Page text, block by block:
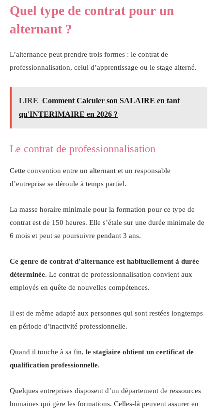
Quel type de contrat pour un
alternant ?
L’alternance peut prendre trois formes : le contrat de
professionnalisation, celui d’apprentissage ou le stage alterné.
LIRE Comment Calculer son SALAIRE en tant
qu'INTERIMAIRE en 2026 ?
Le contrat de professionnalisation
Cette convention entre un alternant et un responsable
d’entreprise se déroule à temps partiel.
La masse horaire minimale pour la formation pour ce type de
contrat est de 150 heures. Elle s’étale sur une durée minimale de
6 mois et peut se poursuivre pendant 3 ans.
Ce genre de contrat d’alternance est habituellement à durée
déterminée. Le contrat de professionnalisation convient aux
employés en quête de nouvelles compétences.
Il est de même adapté aux personnes qui sont restées longtemps
en période d’inactivité professionnelle.
Quand il touche à sa fin, le stagiaire obtient un certificat de
qualification professionnelle.
Quelques entreprises disposent d’un département de ressources
humaines qui gère les formations. Celles-là peuvent assurer en